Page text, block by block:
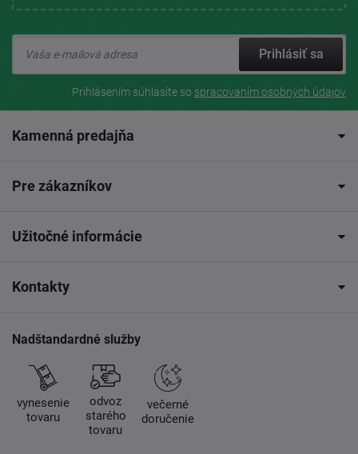
Prihlásiť sa
Prihlásením súhlasíte so spracovaním osobných údajov
Kamenná predajňa
Pre zákazníkov
Užitočné informácie
Kontakty
Nadštandardné služby
vynesenie
tovaru
odvoz
starého
tovaru
večerné
doručenie